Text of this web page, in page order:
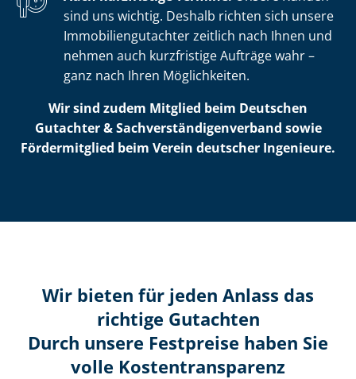
sind uns wichtig. Deshalb richten sich unsere
Im­mo­bi­li­en­gut­ach­ter zeitlich nach Ihnen und
nehmen auch kurzfristige Aufträge wahr –
ganz nach Ihren Möglichkeiten.
Wir sind zudem Mitglied beim Deutschen
Gutachter & Sach­ver­stän­di­gen­ver­band sowie
Fördermitglied beim Verein deutscher Ingenieure.
Wir bieten für jeden Anlass das
richtige Gutachten
Durch unsere Festpreise haben Sie
volle Kosten­transparenz